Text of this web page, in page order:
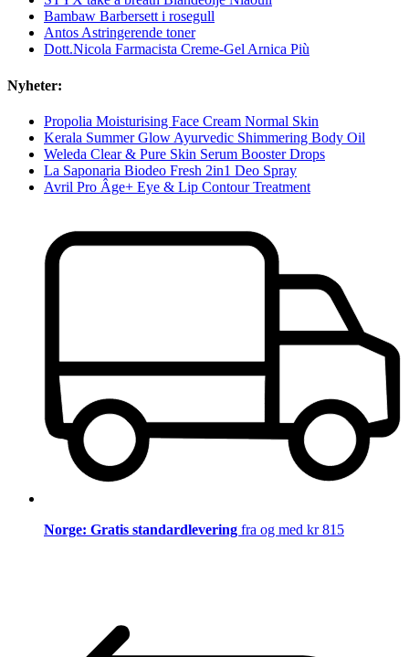
Bambaw Barbersett i rosegull
Antos Astringerende toner
Dott.Nicola Farmacista Creme-Gel Arnica Più
Nyheter:
Propolia Moisturising Face Cream Normal Skin
Kerala Summer Glow Ayurvedic Shimmering Body Oil
Weleda Clear & Pure Skin Serum Booster Drops
La Saponaria Biodeo Fresh 2in1 Deo Spray
Avril Pro Âge+ Eye & Lip Contour Treatment
Norge: Gratis standardlevering fra og med kr 815